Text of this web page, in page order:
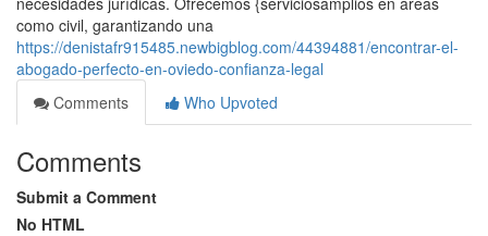
como civil, garantizando una
https://denistafr915485.newbigblog.com/44394881/encontrar-el-
abogado-perfecto-en-oviedo-confianza-legal
Comments
Who Upvoted
Comments
Submit a Comment
No HTML